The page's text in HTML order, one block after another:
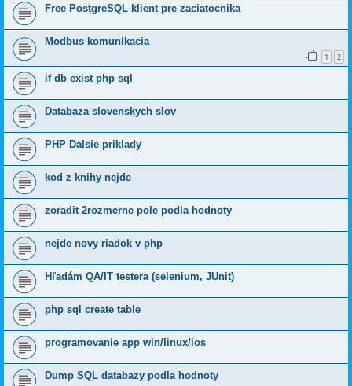
Free PostgreSQL klient pre zaciatocnika
Modbus komunikacia
1 2
if db exist php sql
Databaza slovenskych slov
PHP Dalsie priklady
kod z knihy nejde
zoradit 2rozmerne pole podla hodnoty
nejde novy riadok v php
Hľadám QA/IT testera (selenium, JUnit)
php sql create table
programovanie app win/linux/ios
Dump SQL databazy podla hodnoty